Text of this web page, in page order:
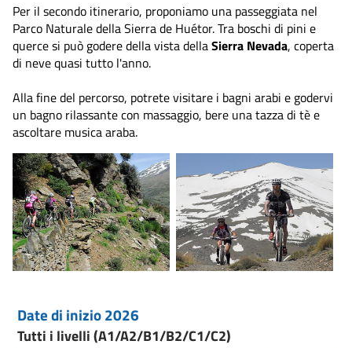
Per il secondo itinerario, proponiamo una passeggiata nel
Parco Naturale della Sierra de Huétor. Tra boschi di pini e
querce si può godere della vista dellaSierra Nevada, coperta
di neve quasi tutto l'anno.
Alla fine del percorso, potrete visitare i bagni arabi e godervi
un bagno rilassante con massaggio, bere una tazza di tè e
ascoltare musica araba.
Date di inizio 2026
Tutti i livelli (A1/A2/B1/B2/C1/C2)